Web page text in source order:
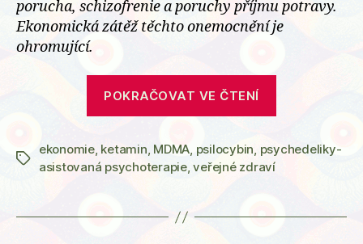
porucha, schizofrenie a poruchy příjmu potravy.
Ekonomická zátěž těchto onemocnění je
ohromující.
POKRAČOVAT VE ČTENÍ
ušetřené
Štítky
ekonomie, ketamin, MDMA, psilocybin, psychedeliky-
asistovaná psychoterapie,veřejné zdraví